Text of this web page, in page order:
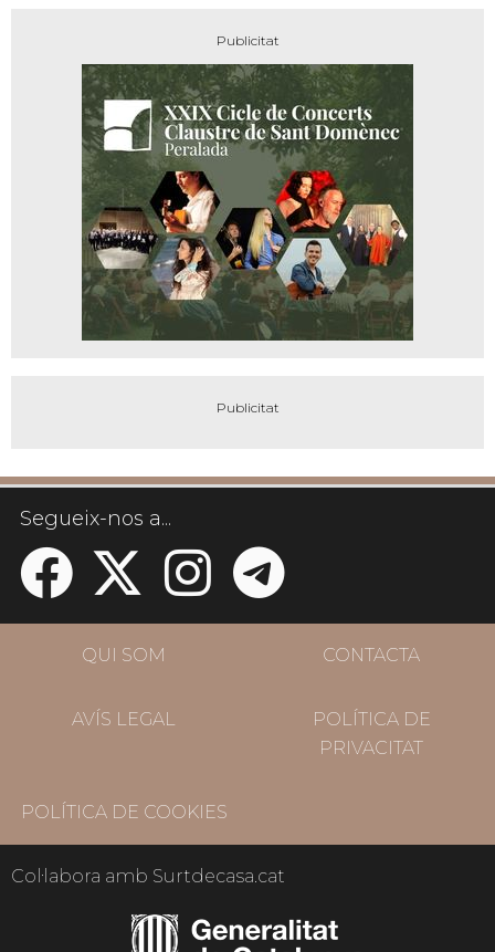
Segueix-nos a...
QUI SOM CONTACTA
AVÍS LEGAL
POLÍTICA DE
PRIVACITAT
POLÍTICA DE COOKIES
Col·labora amb Surtdecasa.cat